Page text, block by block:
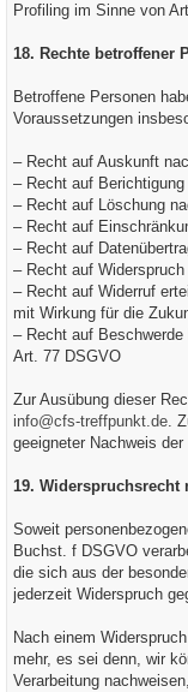
Profiling im Sinne von
18. Rechte betroffener
Betroffene Personen
Voraussetzungen
– Recht auf Auskunft
– Recht auf
– Recht auf Löschung
– Recht auf
– Recht auf
– Recht auf
– Recht auf Widerruf
mit Wirkung für die
– Recht auf
Art. 77 DSGVO
Zur Ausübung dieser
info@cfs-treffpunkt.de.
geeigneter Nachweis
19. Widerspruchsrecht
Soweit
Buchst. f DSGVO
die sich aus der
jederzeit Widerspruch
Nach einem
mehr, es sei denn, wir
Verarbeitung